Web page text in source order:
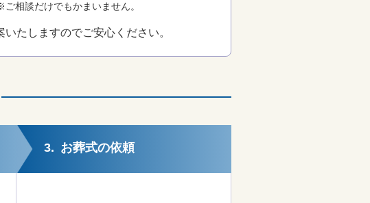
たしますのでご安心ください。
ご相談だけでもかまいません。
3. お葬式の依頼